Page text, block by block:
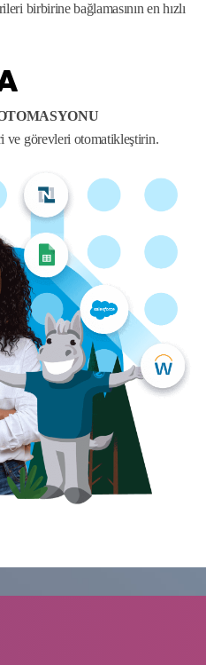
birbirine bağlamasının en hızlı
ve görevleri otomatikleştirin.